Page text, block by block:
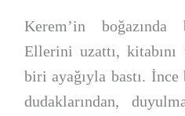
Kerem’in
Ellerini uzattı,
biri ayağıyla bastı. İnce
dudaklarından,